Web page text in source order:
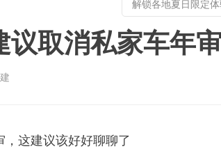
取消私家车年审
，这建议该好好聊聊了